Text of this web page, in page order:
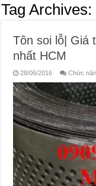
Tag Archives:
Tôn soi lỗ| Giá
nhất HCM
28/06/2016 Chức